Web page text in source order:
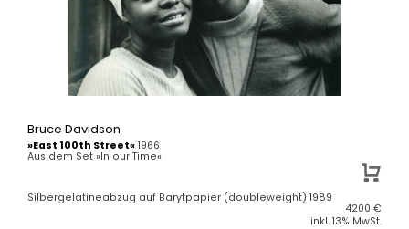
Bruce Davidson
»East 100th Street« 1966
Aus dem Set »In our Time«
Silbergelatineabzug auf Barytpapier (doubleweight) 1989
4200 €
inkl. 13% MwSt.